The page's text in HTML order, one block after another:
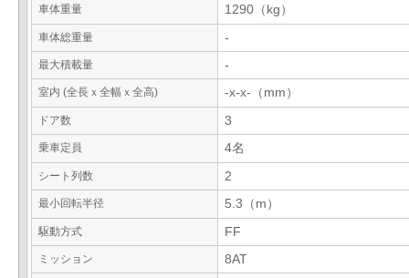
車体重量 1290（kg）
車体総重量 -
最大積載量 -
室内 (全長ｘ全幅ｘ全高) -x-x-（mm）
ドア数 3
乗車定員 4名
シート列数 2
最小回転半径 5.3（m）
駆動方式 FF
ミッション 8AT